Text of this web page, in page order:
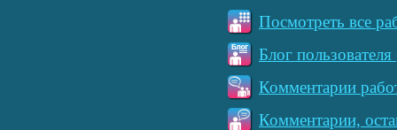
Посмотреть все
Блог
Комментарии
Комментарии,